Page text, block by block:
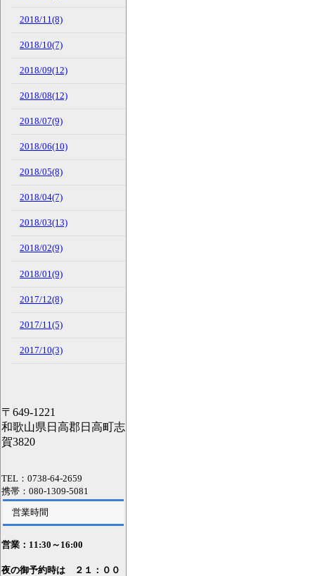
2018/11(8)
2018/10(7)
2018/09(12)
2018/08(12)
2018/07(9)
2018/06(10)
2018/05(8)
2018/04(7)
2018/03(13)
2018/02(9)
2018/01(9)
2017/12(8)
2017/11(5)
2017/10(3)
〒649-1221
和歌山県日高郡日高町志
賀3820
TEL：0738-64-2659
携帯：080-1309-5081
営業時間
営業：11:30～16:00
夜の御予約時は ２１：００